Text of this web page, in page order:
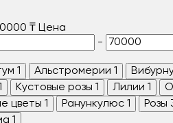
₸ Цена
-
1 Альстромерии 1
Кустовые розы 1 Лилии 1
цветы 1 Ранункулюс 1 Розы
1